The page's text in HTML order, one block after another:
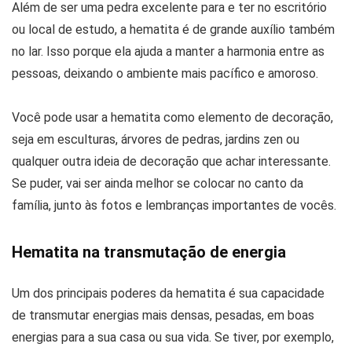
Além de ser uma pedra excelente para e ter no escritório
ou local de estudo, a hematita é de grande auxílio também
no lar. Isso porque ela ajuda a manter a harmonia entre as
pessoas, deixando o ambiente mais pacífico e amoroso.
Você pode usar a hematita como elemento de decoração,
seja em esculturas, árvores de pedras, jardins zen ou
qualquer outra ideia de decoração que achar interessante.
Se puder, vai ser ainda melhor se colocar no canto da
família, junto às fotos e lembranças importantes de vocês.
Hematita na transmutação de energia
Um dos principais poderes da hematita é sua capacidade
de transmutar energias mais densas, pesadas, em boas
energias para a sua casa ou sua vida. Se tiver, por exemplo,